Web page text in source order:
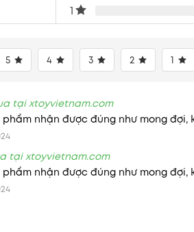
1
5 4 3 2 1
tại xtoyvietnam.com
phẩm nhận được đúng như mong đợi,
tại xtoyvietnam.com
phẩm nhận được đúng như mong đợi,